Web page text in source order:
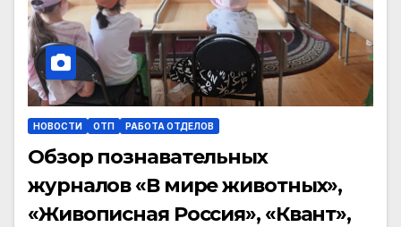
НОВОСТИ ОТП РАБОТА ОТДЕЛОВ
Обзор познавательных
журналов «В мире животных»,
«Живописная Россия», «Квант»,